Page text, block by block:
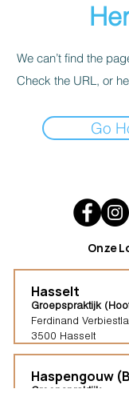
We can’t find the
Check the URL, or
Go
Onze
Hasselt
Groepspraktijk
Ferdinand
3500 Hasselt
Haspengouw